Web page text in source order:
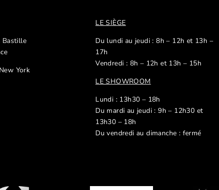
Bastille
York
LE SIÈGE
Du lundi au jeudi : 8h – 12h et 13h –
17h
Vendredi : 8h – 12h et 13h – 15h
LE SHOWROOM
Lundi : 13h30 – 18h
Du mardi au jeudi : 9h – 12h30 et
13h30 – 18h
Du vendredi au dimanche : fermé